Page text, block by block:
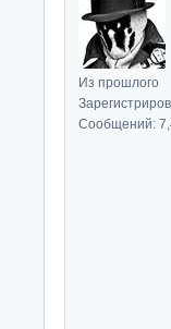
Из прошлого
Сообщений: